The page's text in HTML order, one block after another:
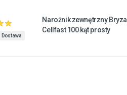
Dostawa
Narożnik zewnętrzny Bryza
Cellfast 100 kąt prosty